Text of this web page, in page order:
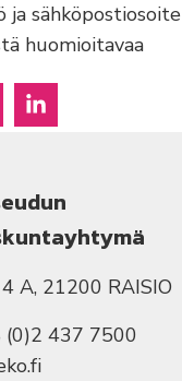
ja sähköpostiosoite
huomioitavaa
Twitterissä
Jaa Linkedinissä
A, 21200 RAISIO
(0)2 437 7500